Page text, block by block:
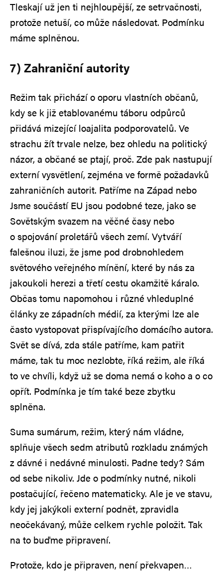
Tleskají už jen ti nejhloupější, ze setrvačnosti,
protože netuší, co může následovat. Podmínku
máme splněnou.
7) Zahraniční autority
Režim tak přichází o oporu vlastních občanů,
kdy se k již etablovanému táboru odpůrců
přidává mizející loajalita podporovatelů. Ve
strachu žít trvale nelze, bez ohledu na politický
názor, a občané se ptají, proč. Zde pak nastupují
externí vysvětlení, zejména ve formě požadavků
zahraničních autorit. Patříme na Západ nebo
Jsme součástí EU jsou podobné teze, jako se
Sovětským svazem na věčné časy nebo
o spojování proletářů všech zemí. Vytváří
falešnou iluzi, že jsme pod drobnohledem
světového veřejného mínění, které by nás za
jakoukoli herezi a třetí cestu okamžitě káralo.
Občas tomu napomohou i různé vhleduplné
články ze západních médií, za kterými lze ale
často vystopovat přispívajícího domácího autora.
Svět se dívá, zda stále patříme, kam patřit
máme, tak tu moc nezlobte, říká režim, ale říká
to ve chvíli, když už se doma nemá o koho a o co
opřít. Podmínka je tím také beze zbytku
splněna.
Suma sumárum, režim, který nám vládne,
splňuje všech sedm atributů rozkladu známých
z dávné i nedávné minulosti. Padne tedy? Sám
od sebe nikoliv. Jde o podmínky nutné, nikoli
postačující, řečeno matematicky. Ale je ve stavu,
kdy jej jakýkoli externí podnět, zpravidla
neočekávaný, může celkem rychle položit. Tak
na to buďme připravení.
Protože, kdo je připraven, není překvapen…